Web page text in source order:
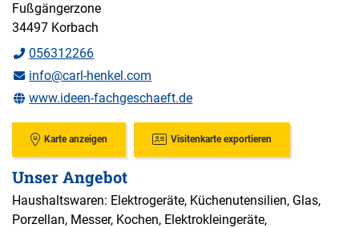
Fußgängerzone
34497 Korbach
056312266
info@carl-henkel.com
www.ideen-fachgeschaeft.de
Karte anzeigen Visitenkarte exportieren
Unser Angebot
Haushaltswaren: Elektrogeräte, Küchenutensilien, Glas,
Porzellan, Messer, Kochen, Elektrokleingeräte,